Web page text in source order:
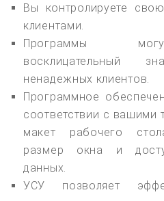
Вы контролируете
клиентами.
Программы
восклицательный
ненадежных клиентов.
Программное
соответствии с вашими
макет рабочего
размер окна и
данных.
УСУ позволяет